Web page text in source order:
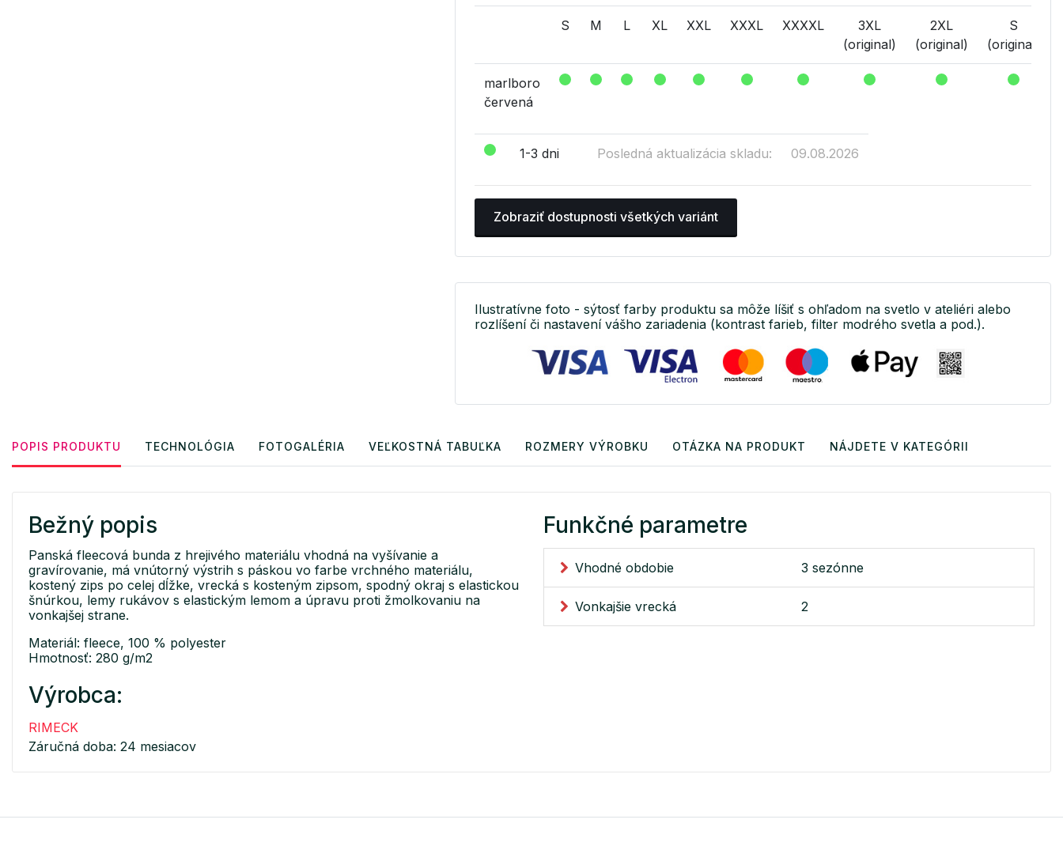
S M L XL XXL XXXL XXXXL
3XL
(original)
2XL
(original)
S
(original)
marlboro
červená
1-3 dni Posledná aktualizácia skladu: 09.08.2026
Zobraziť dostupnosti všetkých variánt
Ilustratívne foto - sýtosť farby produktu sa môže líšiť s ohľadom na svetlo v ateliéri alebo
rozlíšení či nastavení vášho zariadenia (kontrast farieb, filter modrého svetla a pod.).
POPIS PRODUKTU TECHNOLÓGIA FOTOGALÉRIA VEĽKOSTNÁ TABUĽKA ROZMERY VÝROBKU OTÁZKA NA PRODUKT NÁJDETE V KATEGÓRII
Bežný popis
Panská fleecová bunda z hrejivého materiálu vhodná na vyšívanie a
gravírovanie, má vnútorný výstrih s páskou vo farbe vrchného materiálu,
kostený zips po celej dĺžke, vrecká s kosteným zipsom, spodný okraj s elastickou
šnúrkou, lemy rukávov s elastickým lemom a úpravu proti žmolkovaniu na
vonkajšej strane.
Materiál: fleece, 100 % polyester
Hmotnosť: 280 g/m2
Výrobca:
RIMECK
Záručná doba: 24 mesiacov
Funkčné parametre
Vhodné obdobie 3 sezónne
Vonkajšie vrecká 2